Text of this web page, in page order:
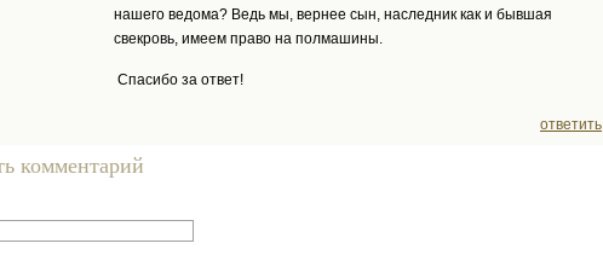
нашего ведома? Ведь мы, вернее сын, наследник как и бывшая
свекровь, имеем право на полмашины.
Спасибо за ответ!
ответить
комментарий